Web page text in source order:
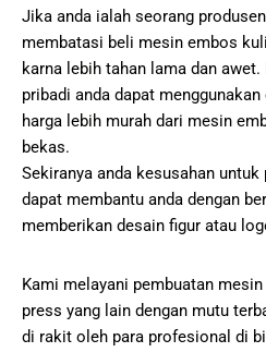
Jika anda ialah seorang
membatasi beli mesin embos
karna lebih tahan lama dan
pribadi anda dapat
harga lebih murah dari mesin
bekas.
Sekiranya anda kesusahan
dapat membantu anda dengan
memberikan desain figur atau
Kami melayani pembuatan
press yang lain dengan mutu
di rakit oleh para profesional di